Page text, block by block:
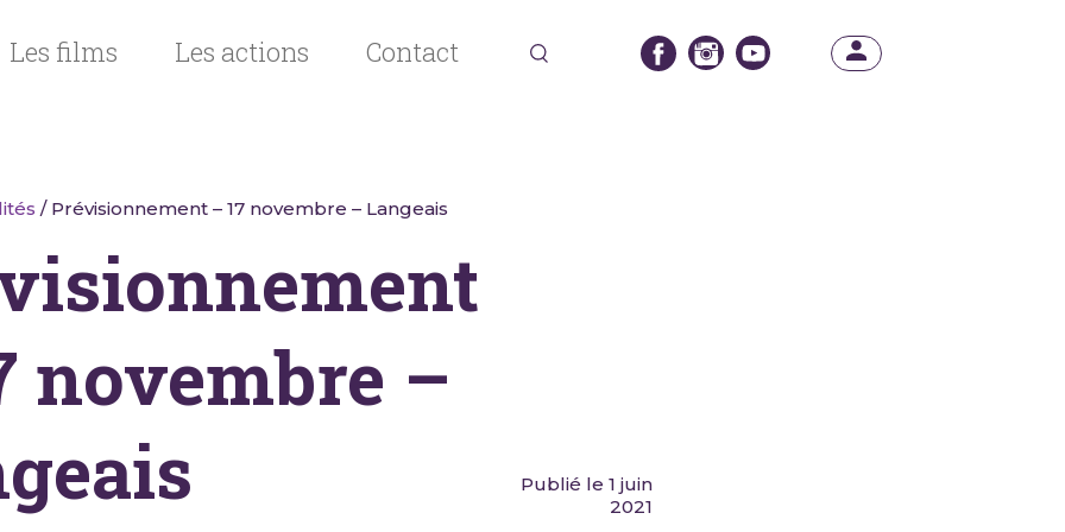
Les films Les actions Contact
/ Prévisionnement – 17 novembre – Langeais
novembre –
Publié le 1 juin
2021